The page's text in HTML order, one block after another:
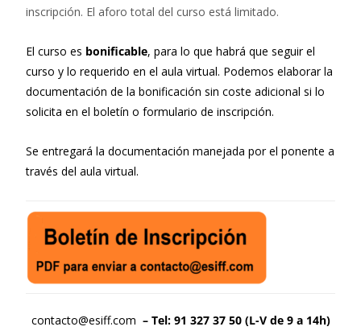
inscripción. El aforo total del curso está limitado.
El curso es bonificable, para lo que habrá que seguir el
curso y lo requerido en el aula virtual. Podemos elaborar la
documentación de la bonificación sin coste adicional si lo
solicita en el boletín o formulario de inscripción.
Se entregará la documentación manejada por el ponente a
través del aula virtual.
contacto@esiff.com – Tel: 91 327 37 50 (L-V de 9 a 14h)